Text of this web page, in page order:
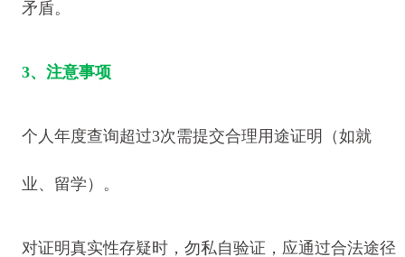
矛盾。
3、注意事项
个人年度查询超过3次需提交合理用途证明（如就
业、留学）。
对证明真实性存疑时，勿私自验证，应通过合法途径